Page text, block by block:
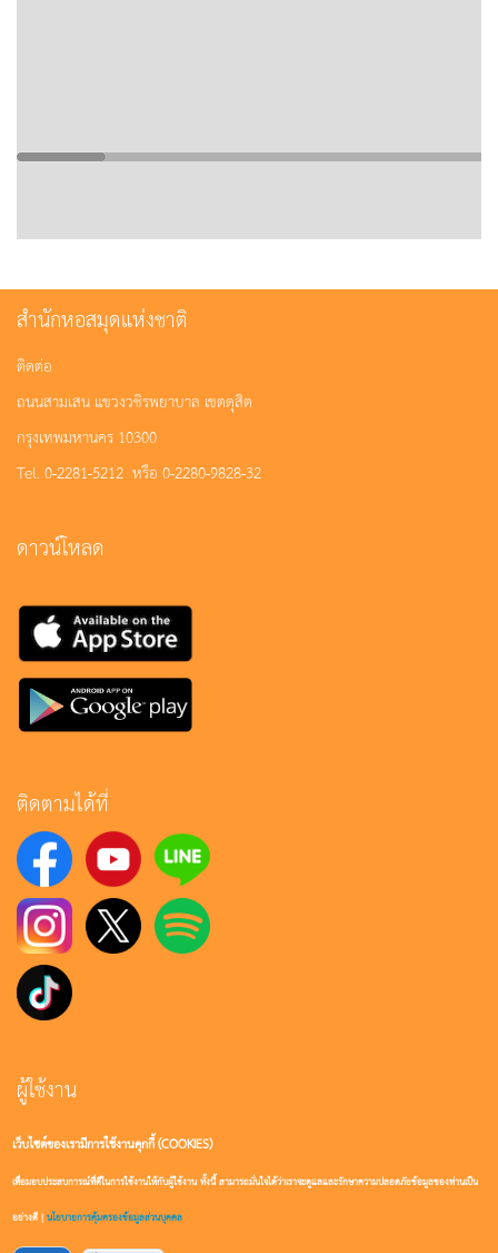
สำนักหอสมุดแห่งชาติ
ติดต่อ
ถนนสามเสน แขวงวชิรพยาบาล เขตดุสิต
กรุงเทพมหานคร 10300
Tel. 0-2281-5212 หรือ 0-2280-9828-32
ดาวน์โหลด
ติดตามได้ที่
ผู้ใช้งาน
เข้าสู่ระบบ
สมัครสมาชิก
เว็บไซต์ของเรามีการใช้งานคุกกี้ (COOKIES)
เพื่อมอบประสบการณ์ที่ดีในการใช้งานให้กับผู้ใช้งาน ทั้งนี้ สามารถมั่นใจได้ว่าเราจะดูแลและรักษาความปลอดภัยข้อมูลของท่านเป็น
อย่างดี |นโยบายการคุ้มครองข้อมูลส่วนบุคคล